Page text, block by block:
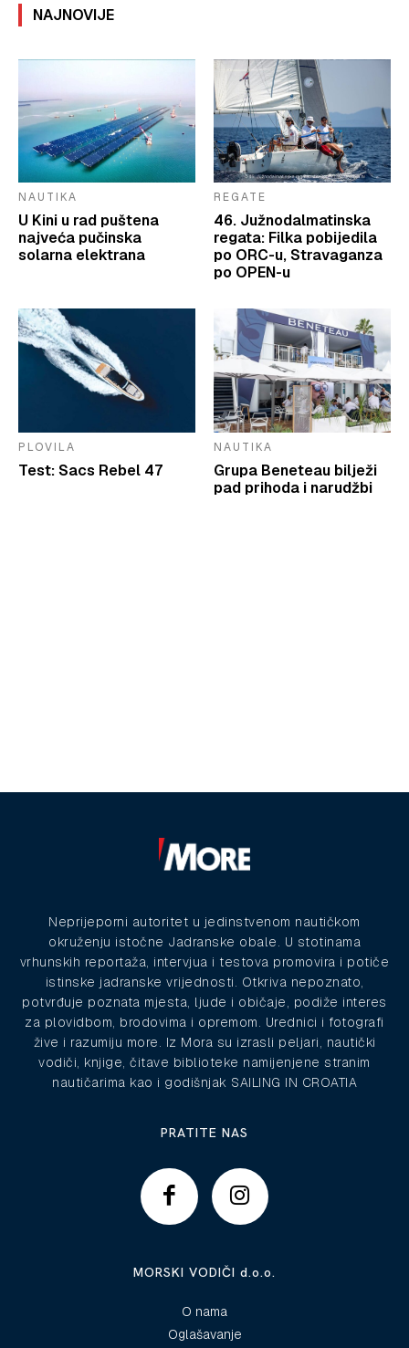
NAJNOVIJE
NAUTIKA
U Kini u rad puštena
najveća pučinska
solarna elektrana
REGATE
46. Južnodalmatinska
regata: Filka pobijedila
po ORC-u, Stravaganza
po OPEN-u
PLOVILA
Test: Sacs Rebel 47
NAUTIKA
Grupa Beneteau bilježi
pad prihoda i narudžbi
Neprijeporni autoritet u jedinstvenom nautičkom
okruženju istočne Jadranske obale. U stotinama
vrhunskih reportaža, intervjua i testova promovira i potiče
istinske jadranske vrijednosti. Otkriva nepoznato,
potvrđuje poznata mjesta, ljude i običaje, podiže interes
za plovidbom, brodovima i opremom. Urednici i fotografi
žive i razumiju more. Iz Mora su izrasli peljari, nautički
vodiči, knjige, čitave biblioteke namijenjene stranim
nautičarima kao i godišnjak SAILING IN CROATIA
PRATITE NAS
MORSKI VODIČI d.o.o.
O nama
Oglašavanje